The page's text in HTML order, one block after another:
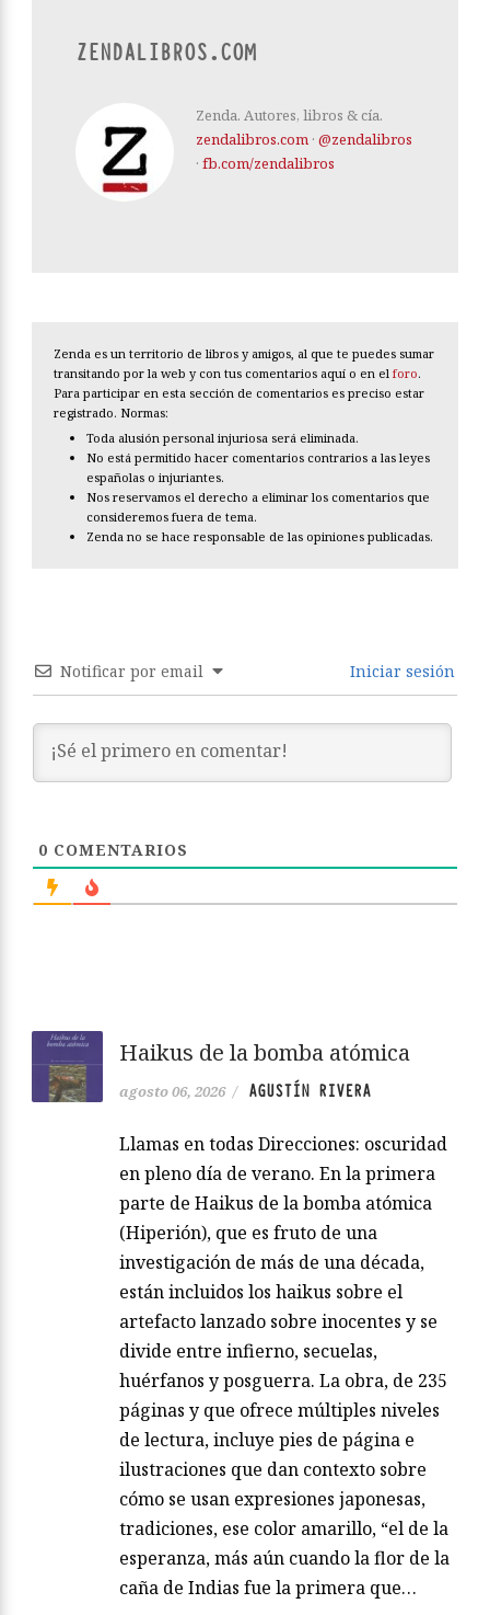
ZENDALIBROS.COM
Zenda. Autores, libros & cía.
zendalibros.com · @zendalibros
· fb.com/zendalibros
Zenda es un territorio de libros y amigos, al que te puedes sumar
transitando por la web y con tus comentarios aquí o en el foro.
Para participar en esta sección de comentarios es preciso estar
registrado. Normas:
Toda alusión personal injuriosa será eliminada.
No está permitido hacer comentarios contrarios a las leyes
españolas o injuriantes.
Nos reservamos el derecho a eliminar los comentarios que
consideremos fuera de tema.
Zenda no se hace responsable de las opiniones publicadas.
Notificar por email Iniciar sesión
0 COMENTARIOS
Haikus de la bomba atómica
agosto 06, 2026 / AGUSTÍN RIVERA
Llamas en todas Direcciones: oscuridad
en pleno día de verano. En la primera
parte de Haikus de la bomba atómica
(Hiperión), que es fruto de una
investigación de más de una década,
están incluidos los haikus sobre el
artefacto lanzado sobre inocentes y se
divide entre infierno, secuelas,
huérfanos y posguerra. La obra, de 235
páginas y que ofrece múltiples niveles
de lectura, incluye pies de página e
ilustraciones que dan contexto sobre
cómo se usan expresiones japonesas,
tradiciones, ese color amarillo, “el de la
esperanza, más aún cuando la flor de la
caña de Indias fue la primera que…